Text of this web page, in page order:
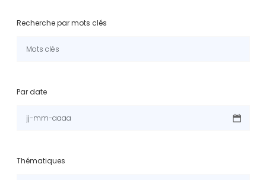
Recherche par mots clés
Par date
Thématiques